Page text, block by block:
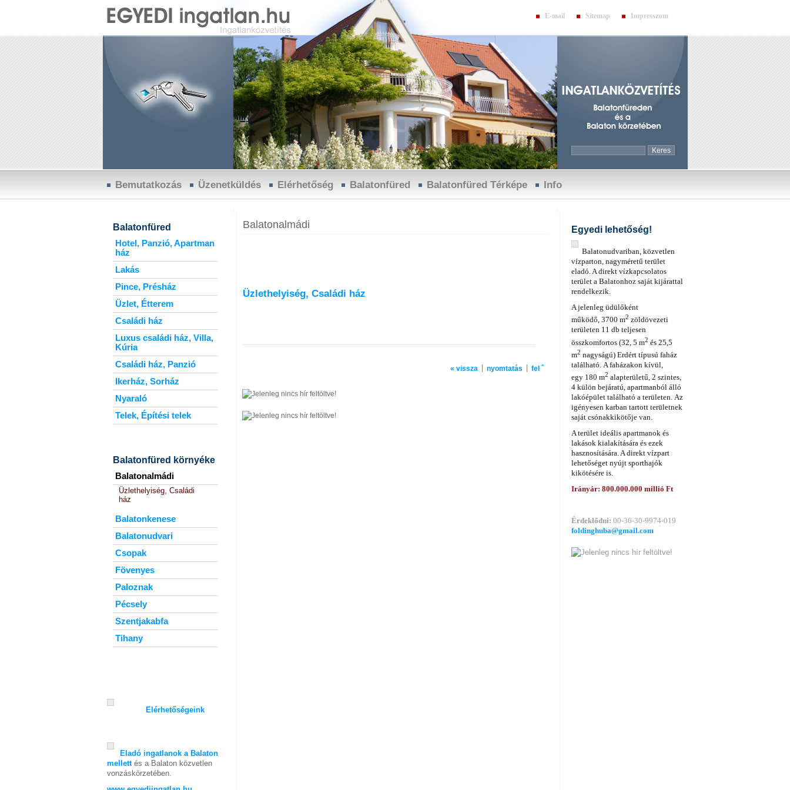
E-mail Sitemap Impresszum
Bemutatkozás Üzenetküldés Elérhetőség Balatonfüred Balatonfüred Térképe Info
Egyedi lehetőség!
Balatonudvariban, közvetlen
vízparton, nagyméretű terület
eladó. A direkt vízkapcsolatos
terület a Balatonhoz saját kijárattal
rendelkezik.
A jelenleg üdülőként
működő, 3700 m2 zöldövezeti
területen 11 db teljesen
összkomfortos (32, 5 m2 és 25,5
m2 nagyságú) Erdért típusú faház
található. A faházakon kívül,
egy 180 m2 alapterületű, 2 szintes,
4 külön bejáratú, apartmanból álló
lakóépület található a területen. Az
igényesen karban tartott területnek
saját csónakkikötője van.
A terület ideális apartmanok és
lakások kialakítására és ezek
hasznosítására. A direkt vízpart
lehetőséget nyújt sporthajók
kikötésére is.
Irányár: 800.000.000 millió Ft
Érdeklődni: 00-36-30-9974-019
foldinghuba@gmail.com
Balatonfüred
Hotel, Panzió, Apartman
ház
Lakás
Pince, Présház
Üzlet, Étterem
Családi ház
Luxus családi ház, Villa,
Kúria
Családi ház, Panzió
Ikerház, Sorház
Nyaraló
Telek, Építési telek
Balatonfüred környéke
Balatonalmádi
Üzlethelyiség, Családi
ház
Balatonkenese
Balatonudvari
Csopak
Fövenyes
Paloznak
Pécsely
Szentjakabfa
Tihany
Elérhetőségeink
Eladó ingatlanok a Balaton
mellett és a Balaton közvetlen
vonzáskörzetében.
Balatonalmádi
Üzlethelyiség, Családi ház
fel ˆ
nyomtatás
« vissza